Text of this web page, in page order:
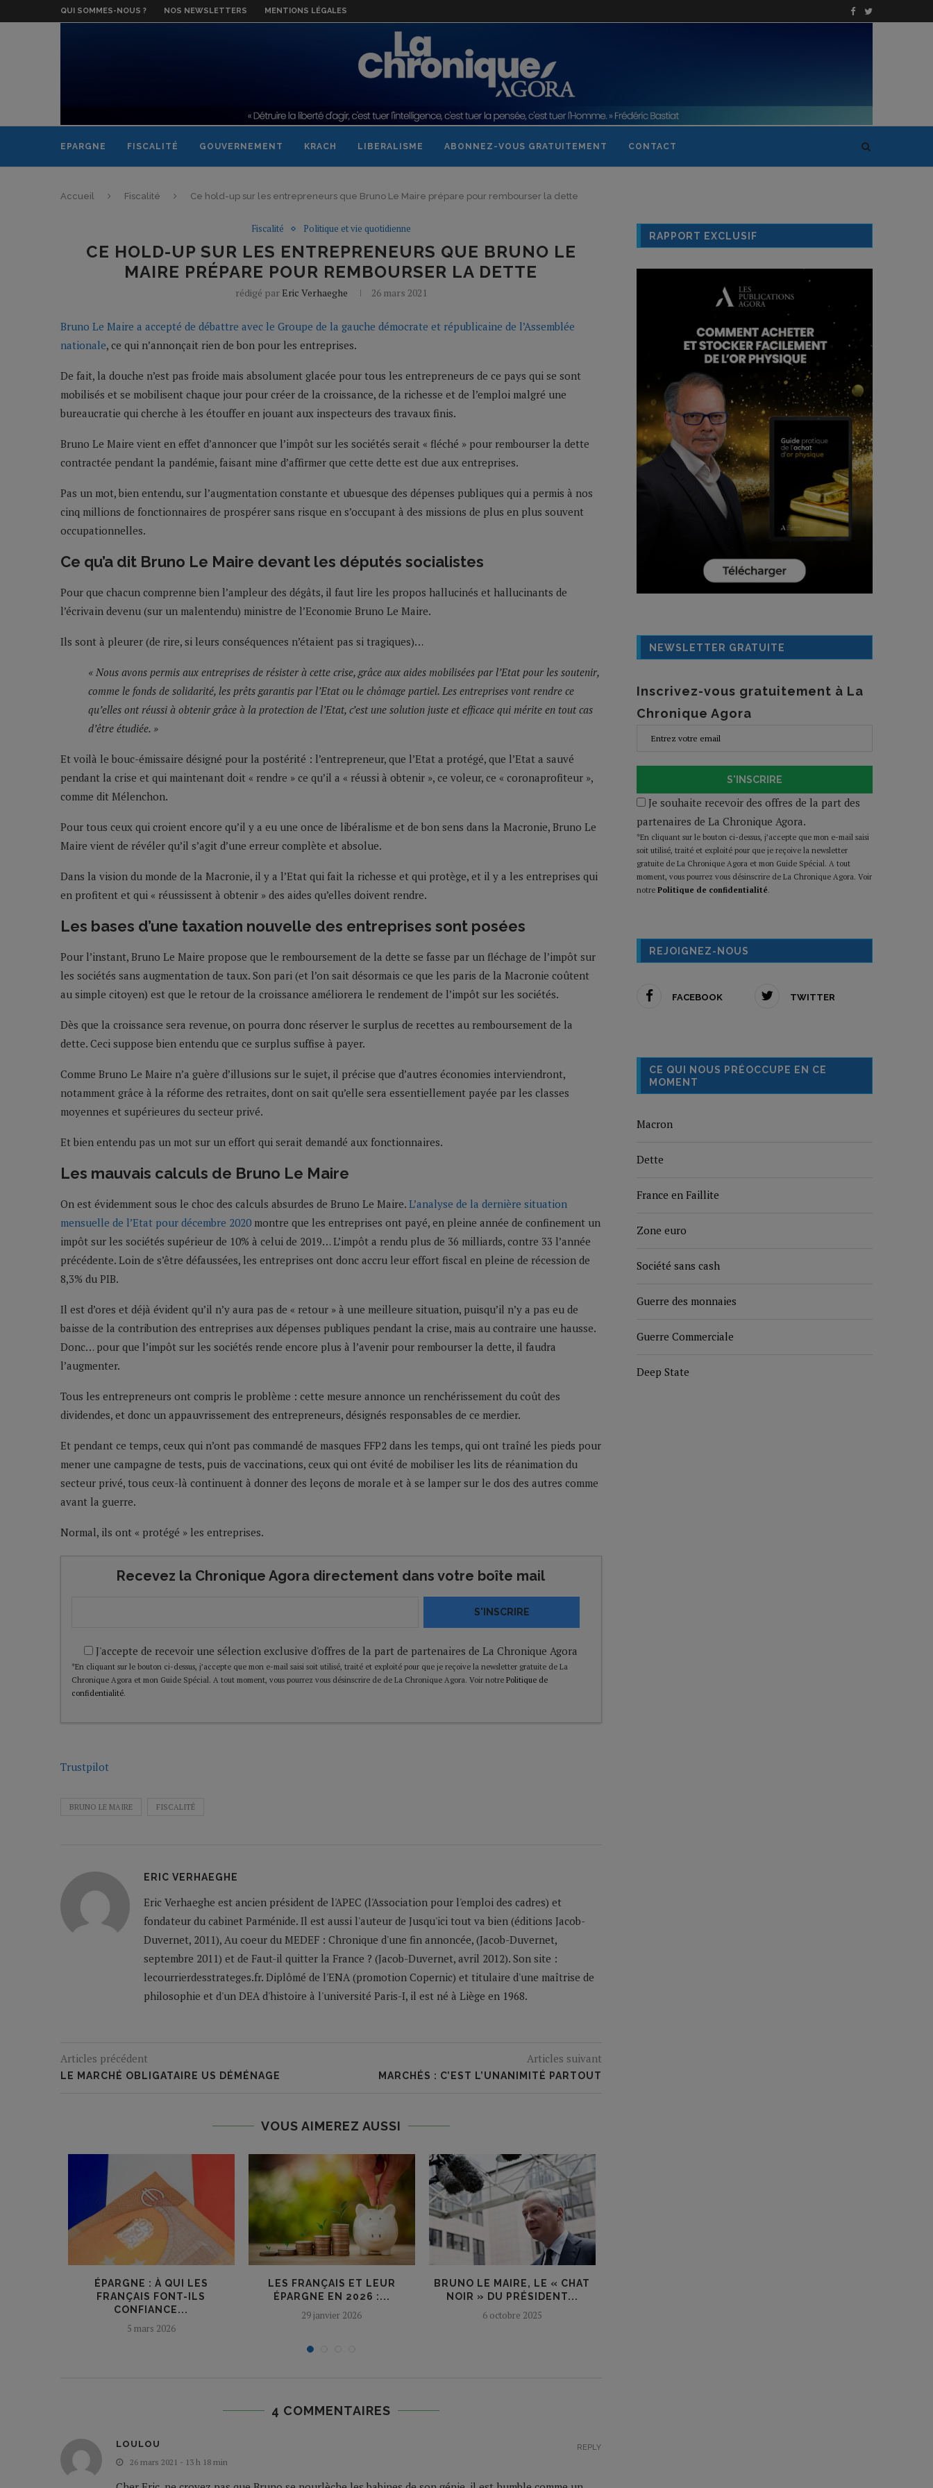
QUI SOMMES-NOUS ? NOS NEWSLETTERS MENTIONS LÉGALES
EPARGNE FISCALITÉ GOUVERNEMENT KRACH LIBERALISME ABONNEZ-VOUS GRATUITEMENT CONTACT
Accueil Fiscalité Ce hold-up sur les entrepreneurs que Bruno Le Maire prépare pour rembourser la dette
Fiscalité Politique et vie quotidienne
CE HOLD-UP SUR LES ENTREPRENEURS QUE BRUNO LE
MAIRE PRÉPARE POUR REMBOURSER LA DETTE
rédigé par Eric Verhaeghe 26 mars 2021
Bruno Le Maire a accepté de débattre avec le Groupe de la gauche démocrate et républicaine de l’Assemblée
nationale, ce qui n’annonçait rien de bon pour les entreprises.
De fait, la douche n’est pas froide mais absolument glacée pour tous les entrepreneurs de ce pays qui se sont
mobilisés et se mobilisent chaque jour pour créer de la croissance, de la richesse et de l’emploi malgré une
bureaucratie qui cherche à les étouffer en jouant aux inspecteurs des travaux finis.
Bruno Le Maire vient en effet d’annoncer que l’impôt sur les sociétés serait « fléché » pour rembourser la dette
contractée pendant la pandémie, faisant mine d’affirmer que cette dette est due aux entreprises.
Pas un mot, bien entendu, sur l’augmentation constante et ubuesque des dépenses publiques qui a permis à nos
cinq millions de fonctionnaires de prospérer sans risque en s’occupant à des missions de plus en plus souvent
occupationnelles.
Ce qu’a dit Bruno Le Maire devant les députés socialistes
Pour que chacun comprenne bien l’ampleur des dégâts, il faut lire les propos hallucinés et hallucinants de
l’écrivain devenu (sur un malentendu) ministre de l’Economie Bruno Le Maire.
Ils sont à pleurer (de rire, si leurs conséquences n’étaient pas si tragiques)…
« Nous avons permis aux entreprises de résister à cette crise, grâce aux aides mobilisées par l’Etat pour les soutenir,
comme le fonds de solidarité, les prêts garantis par l’Etat ou le chômage partiel. Les entreprises vont rendre ce
qu’elles ont réussi à obtenir grâce à la protection de l’Etat, c’est une solution juste et efficace qui mérite en tout cas
d’être étudiée. »
Et voilà le bouc-émissaire désigné pour la postérité : l’entrepreneur, que l’Etat a protégé, que l’Etat a sauvé
pendant la crise et qui maintenant doit « rendre » ce qu’il a « réussi à obtenir », ce voleur, ce « coronaprofiteur »,
comme dit Mélenchon.
Pour tous ceux qui croient encore qu’il y a eu une once de libéralisme et de bon sens dans la Macronie, Bruno Le
Maire vient de révéler qu’il s’agit d’une erreur complète et absolue.
Dans la vision du monde de la Macronie, il y a l’Etat qui fait la richesse et qui protège, et il y a les entreprises qui
en profitent et qui « réussissent à obtenir » des aides qu’elles doivent rendre.
Les bases d’une taxation nouvelle des entreprises sont posées
Pour l’instant, Bruno Le Maire propose que le remboursement de la dette se fasse par un fléchage de l’impôt sur
les sociétés sans augmentation de taux. Son pari (et l’on sait désormais ce que les paris de la Macronie coûtent
au simple citoyen) est que le retour de la croissance améliorera le rendement de l’impôt sur les sociétés.
Dès que la croissance sera revenue, on pourra donc réserver le surplus de recettes au remboursement de la
dette. Ceci suppose bien entendu que ce surplus suffise à payer.
Comme Bruno Le Maire n’a guère d’illusions sur le sujet, il précise que d’autres économies interviendront,
notamment grâce à la réforme des retraites, dont on sait qu’elle sera essentiellement payée par les classes
moyennes et supérieures du secteur privé.
Et bien entendu pas un mot sur un effort qui serait demandé aux fonctionnaires.
Les mauvais calculs de Bruno Le Maire
On est évidemment sous le choc des calculs absurdes de Bruno Le Maire. L’analyse de la dernière situation
mensuelle de l’Etat pour décembre 2020 montre que les entreprises ont payé, en pleine année de confinement un
impôt sur les sociétés supérieur de 10% à celui de 2019… L’impôt a rendu plus de 36 milliards, contre 33 l’année
précédente. Loin de s’être défaussées, les entreprises ont donc accru leur effort fiscal en pleine de récession de
8,3% du PIB.
Il est d’ores et déjà évident qu’il n’y aura pas de « retour » à une meilleure situation, puisqu’il n’y a pas eu de
baisse de la contribution des entreprises aux dépenses publiques pendant la crise, mais au contraire une hausse.
Donc… pour que l’impôt sur les sociétés rende encore plus à l’avenir pour rembourser la dette, il faudra
l’augmenter.
Tous les entrepreneurs ont compris le problème : cette mesure annonce un renchérissement du coût des
dividendes, et donc un appauvrissement des entrepreneurs, désignés responsables de ce merdier.
Et pendant ce temps, ceux qui n’ont pas commandé de masques FFP2 dans les temps, qui ont traîné les pieds pour
mener une campagne de tests, puis de vaccinations, ceux qui ont évité de mobiliser les lits de réanimation du
secteur privé, tous ceux-là continuent à donner des leçons de morale et à se lamper sur le dos des autres comme
avant la guerre.
Normal, ils ont « protégé » les entreprises.
Recevez la Chronique Agora directement dans votre boîte mail
S'INSCRIRE
J'accepte de recevoir une sélection exclusive d'offres de la part de partenaires de La Chronique Agora
*En cliquant sur le bouton ci-dessus, j’accepte que mon e-mail saisi soit utilisé, traité et exploité pour que je reçoive la newsletter gratuite de La
Chronique Agora et mon Guide Spécial. A tout moment, vous pourrez vous désinscrire de de La Chronique Agora. Voir notre Politique de
confidentialité.
Trustpilot
BRUNO LE MAIRE FISCALITÉ
ERIC VERHAEGHE
Eric Verhaeghe est ancien président de l'APEC (l'Association pour l'emploi des cadres) et
fondateur du cabinet Parménide. Il est aussi l'auteur de Jusqu'ici tout va bien (éditions Jacob-
Duvernet, 2011), Au coeur du MEDEF : Chronique d'une fin annoncée, (Jacob-Duvernet,
septembre 2011) et de Faut-il quitter la France ? (Jacob-Duvernet, avril 2012). Son site :
lecourrierdesstrateges.fr. Diplômé de l'ENA (promotion Copernic) et titulaire d'une maîtrise de
philosophie et d'un DEA d'histoire à l'université Paris-I, il est né à Liège en 1968.
Articles précédent
LE MARCHÉ OBLIGATAIRE US DÉMÉNAGE
Articles suivant
MARCHÉS : C’EST L’UNANIMITÉ PARTOUT
VOUS AIMEREZ AUSSI
ÉPARGNE : À QUI LES
FRANÇAIS FONT-ILS
CONFIANCE...
5 mars 2026
LES FRANÇAIS ET LEUR
ÉPARGNE EN 2026 :...
29 janvier 2026
BRUNO LE MAIRE, LE « CHAT
NOIR » DU PRÉSIDENT...
6 octobre 2025
4 COMMENTAIRES
LOULOU
26 mars 2021 - 13 h 18 min
REPLY
RAPPORT EXCLUSIF
NEWSLETTER GRATUITE
Inscrivez-vous gratuitement à La
Chronique Agora
S'INSCRIRE
Je souhaite recevoir des offres de la part des
partenaires de La Chronique Agora.
*En cliquant sur le bouton ci-dessus, j’accepte que mon e-mail saisi
soit utilisé, traité et exploité pour que je reçoive la newsletter
gratuite de La Chronique Agora et mon Guide Spécial. A tout
moment, vous pourrez vous désinscrire de La Chronique Agora. Voir
notre Politique de confidentialité.
REJOIGNEZ-NOUS
FACEBOOK TWITTER
CE QUI NOUS PRÉOCCUPE EN CE
MOMENT
Macron
Dette
France en Faillite
Zone euro
Société sans cash
Guerre des monnaies
Guerre Commerciale
Deep State